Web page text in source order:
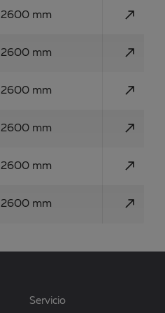
2600 mm call_made
2600 mm call_made
2600 mm call_made
2600 mm call_made
2600 mm call_made
2600 mm call_made
Servicio